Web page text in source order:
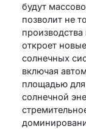
будут
позволит не
откроет
солнечных
включая
площадью
солнечной